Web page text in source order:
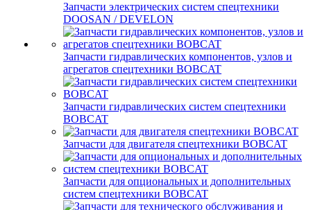
Запчасти электрических систем спецтехники
DOOSAN / DEVELON
Запчасти гидравлических компонентов, узлов и
агрегатов спецтехники BOBCAT
Запчасти гидравлических систем спецтехники
BOBCAT
Запчасти для двигателя спецтехники BOBCAT
Запчасти для опциональных и дополнительных
систем спецтехники BOBCAT